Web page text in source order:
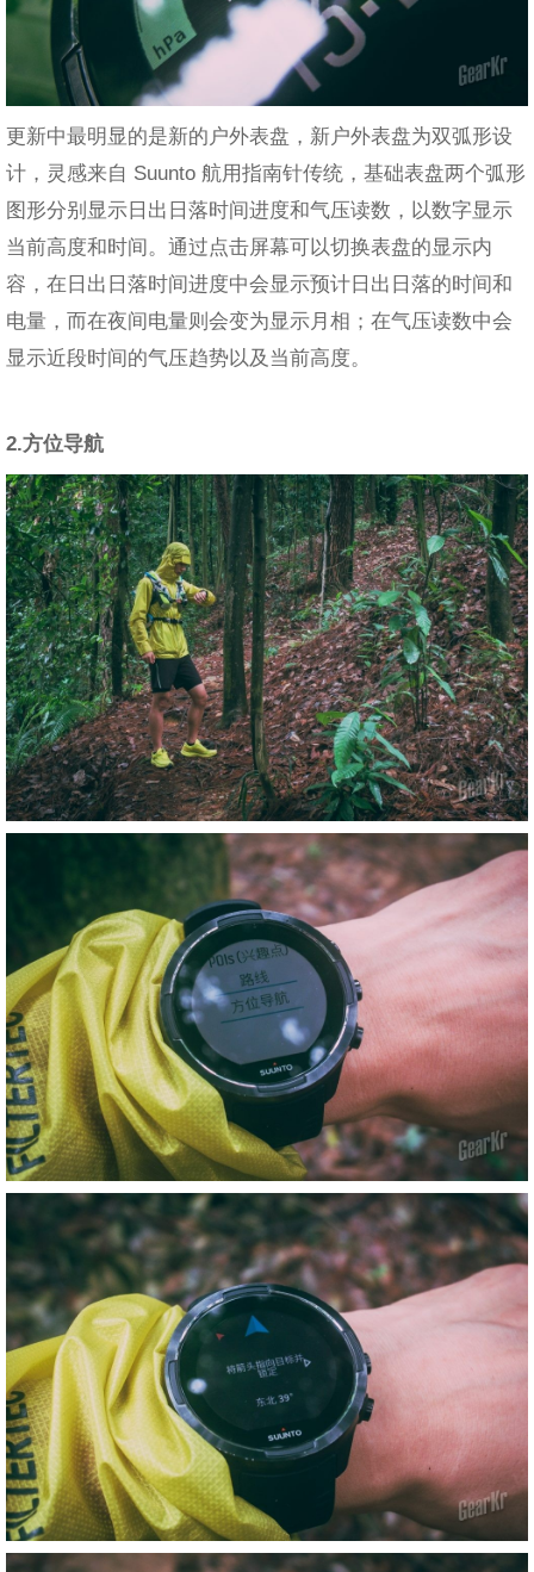
更新中最明显的是新的户外表盘，新户外表盘为双弧形设
计，灵感来自 Suunto 航用指南针传统，基础表盘两个弧形
图形分别显示日出日落时间进度和气压读数，以数字显示
当前高度和时间。通过点击屏幕可以切换表盘的显示内
容，在日出日落时间进度中会显示预计日出日落的时间和
电量，而在夜间电量则会变为显示月相；在气压读数中会
显示近段时间的气压趋势以及当前高度。
2.方位导航